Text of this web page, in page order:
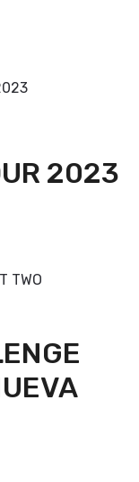
2023